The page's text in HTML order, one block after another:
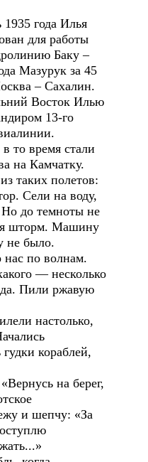
1935 года Илья
для работы
Баку –
Мазурук за 45
– Сахалин.
Восток Илью
13-го
то время стали
на Камчатку.
таких полетов:
Сели на воду,
Но до темноты не
шторм. Машину
не было.
нас по волнам.
— несколько
Пили ржавую
настолько,
кораблей,
на берег,
и шепчу: «За